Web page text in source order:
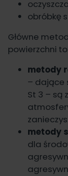
obróbkę
Główne
powierzchni to:
metody
– dające
St 3 – są
metody
dla